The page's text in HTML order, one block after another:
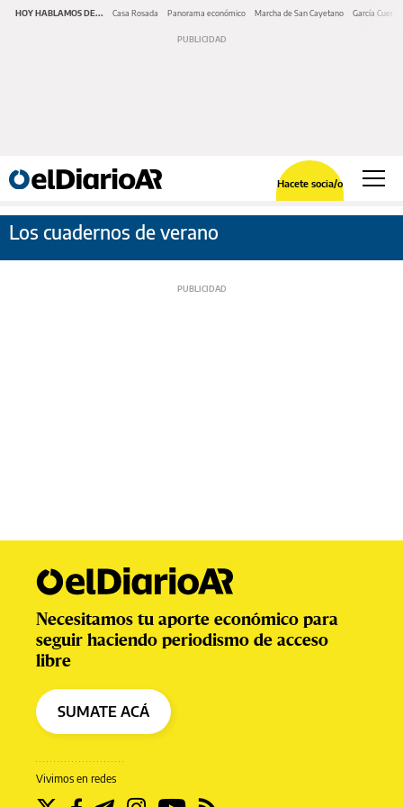
HOY HABLAMOS DE... Casa Rosada Panorama económico Marcha de San Cayetano García Cuerva
Hacete socia/o
Los cuadernos de verano
Vivimos en redes
Necesitamos tu aporte económico para
seguir haciendo periodismo de acceso
libre
SUMATE ACÁ